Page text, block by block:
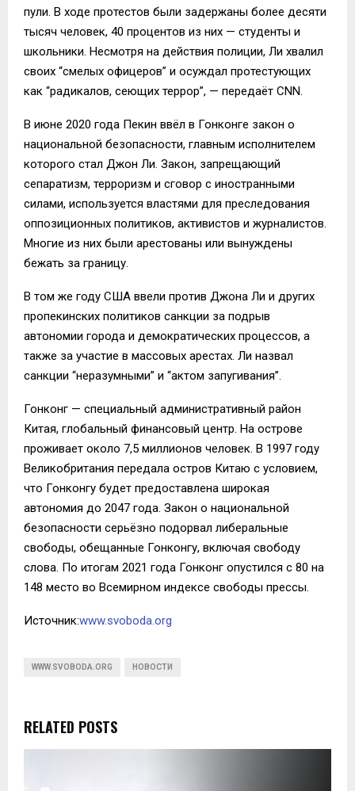
пули. В ходе протестов были задержаны более десяти
тысяч человек, 40 процентов из них — студенты и
школьники. Несмотря на действия полиции, Ли хвалил
своих “смелых офицеров” и осуждал протестующих
как “радикалов, сеющих террор”, — передаёт CNN.
В июне 2020 года Пекин ввёл в Гонконге закон о
национальной безопасности, главным исполнителем
которого стал Джон Ли. Закон, запрещающий
сепаратизм, терроризм и сговор с иностранными
силами, используется властями для преследования
оппозиционных политиков, активистов и журналистов.
Многие из них были арестованы или вынуждены
бежать за границу.
В том же году США ввели против Джона Ли и других
пропекинских политиков санкции за подрыв
автономии города и демократических процессов, а
также за участие в массовых арестах. Ли назвал
санкции “неразумными” и “актом запугивания”.
Гонконг — специальный административный район
Китая, глобальный финансовый центр. На острове
проживает около 7,5 миллионов человек. В 1997 году
Великобритания передала остров Китаю с условием,
что Гонконгу будет предоставлена широкая
автономия до 2047 года. Закон о национальной
безопасности серьёзно подорвал либеральные
свободы, обещанные Гонконгу, включая свободу
слова. По итогам 2021 года Гонконг опустился с 80 на
148 место во Всемирном индексе свободы прессы.
Источник:www.svoboda.org
WWW.SVOBODA.ORG НОВОСТИ
RELATED POSTS